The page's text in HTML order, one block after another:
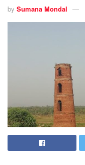
by Sumana Mondal